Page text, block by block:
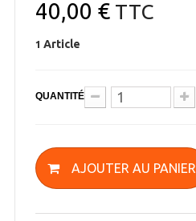
40,00 €TTC
1 Article
QUANTITÉ
AJOUTER AU PANIER